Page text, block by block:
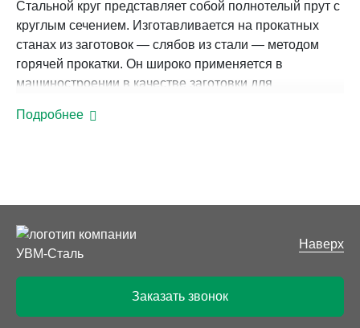
Стальной круг представляет собой полнотелый прут с
круглым сечением. Изготавливается на прокатных
станах из заготовок — слябов из стали — методом
горячей прокатки. Он широко применяется в
машиностроении в качестве заготовки для
каркасном и монолитном строительстве, в
специального назначения:
для пружин, рессор;
для заклепок;
Подробнее
Наверх
Заказать звонок